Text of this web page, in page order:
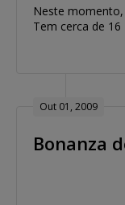
Neste
Tem cerca de 16
Out 01, 2009
Bonanza